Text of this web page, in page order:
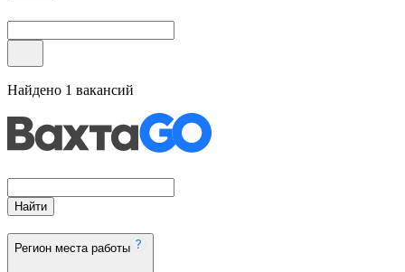
Найдено 1 вакансий
Найти
Регион места работы